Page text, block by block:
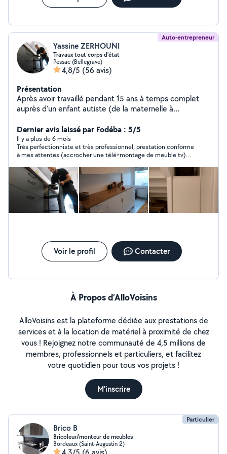
Auto-entrepreneur
Yassine ZERHOUNI
Travaux tout corps d'état
Pessac (Bellegrave)
4,8/5 (56 avis)
Présentation
Après avoir travaillé pendant 15 ans à temps complet
auprès d'un enfant autiste (de la maternelle à
passionné, perfectionniste, et sérieux!! Je dispose de
tout les outils nécessaires pour effectuer vos petits et
gros travaux. Je peux aider et partager avec vous mon
savoir-faire en : -Peinture -Pose de cuisines -Plomberie -
Revêtement de sol -Terasses -Pergola -Agencement sur
mesure -Jardinage -Montage de meubles -
Déménagement -Mécanique automobile etc Je reste à
votre disposition pour tout renseignements et/ou
questions Au plaisir d'échanger avec vous
Dernier avis laissé par Fodéba : 5/5
Il y a plus de 6 mois
Très perfectionniste et très professionnel, prestation conforme
à mes attentes (accrocher une télé+montage de meuble tv)
Voir le profil Contacter
À Propos d’AlloVoisins
AlloVoisins est la plateforme dédiée aux prestations de
services et à la location de matériel à proximité de chez
vous ! Rejoignez notre communauté de 4,5 millions de
membres, professionnels et particuliers, et facilitez
votre quotidien pour tous vos projets !
M'inscrire
Particulier
Brico B
Bricoleur/monteur de meubles
Bordeaux (Saint-Augustin 2)